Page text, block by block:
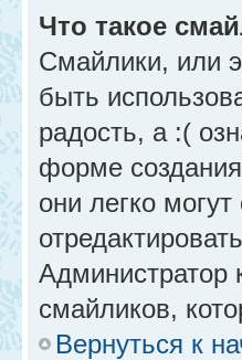
Что такое
Смайлики, или
быть
радость, а :(
форме
они легко
Администратор
смайликов,
Вернуться к